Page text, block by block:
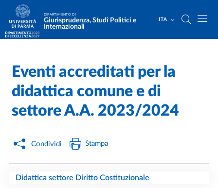
Salta al contenuto principale
Skip to footer
DIPARTIMENTO DI
Giurisprudenza, Studî Politici e
Internazionali
ITA
Home /
/
Eventi accreditati per la
didattica comune e di
settore A.A. 2023/2024
Condividi Stampa
Didattica settore Diritto Costituzionale